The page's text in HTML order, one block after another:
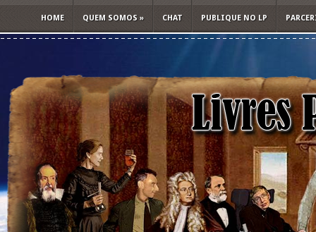
HOME QUEM SOMOS » CHAT PUBLIQUE NO LP